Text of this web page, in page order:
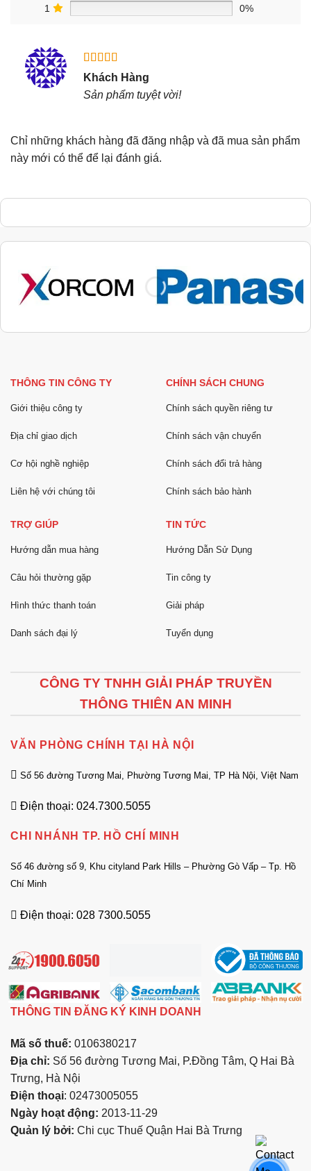
1
0%
Được xếp
hạng55
sao
Khách Hàng
Sản phẩm tuyệt vời!
Chỉ những khách hàng đã đăng nhập và đã mua sản phẩm
này mới có thể để lại đánh giá.
THÔNG TIN CÔNG TY
Giới thiệu công ty
Địa chỉ giao dịch
Cơ hội nghề nghiệp
Liên hệ với chúng tôi
CHÍNH SÁCH CHUNG
Chính sách quyền riêng tư
Chính sách vận chuyển
Chính sách đổi trả hàng
Chính sách bảo hành
TRỢ GIÚP
Hướng dẫn mua hàng
Câu hỏi thường gặp
Hình thức thanh toán
Danh sách đại lý
TIN TỨC
Hướng Dẫn Sử Dụng
Tin công ty
Giải pháp
Tuyển dụng
CÔNG TY TNHH GIẢI PHÁP TRUYỀN
THÔNG THIÊN AN MINH
VĂN PHÒNG CHÍNH TẠI HÀ NỘI
Số 56 đường Tương Mai, Phường Tương Mai, TP Hà Nội, Việt Nam
Điện thoại: 024.7300.5055
CHI NHÁNH TP. HỒ CHÍ MINH
Số 46 đường số 9, Khu cityland Park Hills – Phường Gò Vấp – Tp. Hồ
Chí Minh
Điện thoại: 028 7300.5055
THÔNG TIN ĐĂNG KÝ KINH DOANH
Mã số thuế: 0106380217
Địa chỉ: Số 56 đường Tương Mai, P.Đồng Tâm, Q Hai Bà
Trưng, Hà Nội
Điện thoại: 02473005055
Ngày hoạt động: 2013-11-29
Quản lý bởi: Chi cục Thuế Quận Hai Bà Trưng